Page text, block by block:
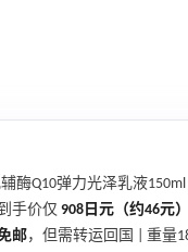
酶Q10弹力光泽乳液
手价仅 908日元（约46元）
邮，但需转运回国 | 重量